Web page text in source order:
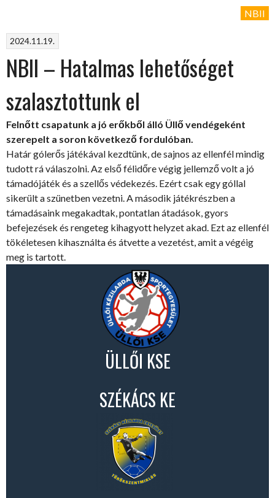
NBII
2024.11.19.
NBII – Hatalmas lehetőséget
szalasztottunk el
Felnőtt csapatunk a jó erőkből álló Üllő vendégeként
szerepelt a soron következő fordulóban.
Határ gólerős játékával kezdtünk, de sajnos az ellenfél mindig
tudott rá válaszolni. Az első félidőre végig jellemző volt a jó
támadójáték és a szellős védekezés. Ezért csak egy góllal
sikerült a szünetben vezetni. A második játékrészben a
támadásaink megakadtak, pontatlan átadások, gyors
befejezések és rengeteg kihagyott helyzet akad. Ezt az ellenfél
tökéletesen kihasználta és átvette a vezetést, amit a végéig
meg is tartott.
ÜLLŐI KSE
SZÉKÁCS KE